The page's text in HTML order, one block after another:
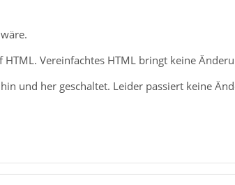
Vereinfachtes HTML bringt keine
und her geschaltet. Leider passiert keine